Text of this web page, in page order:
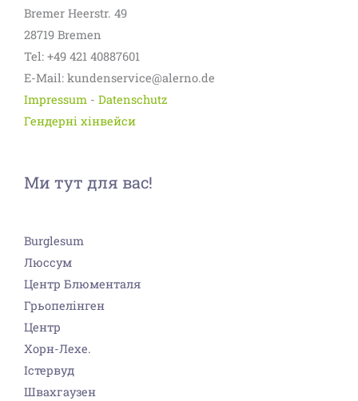
Bremer Heerstr. 49
28719 Bremen
Tel: +49 421 40887601
E-Mail: kundenservice@alerno.de
Impressum - Datenschutz
Гендерні хінвейси
Ми тут для вас!
Burglesum
Люссум
Центр Блюменталя
Грьопелінген
Центр
Хорн-Лехе.
Істервуд
Швахгаузен